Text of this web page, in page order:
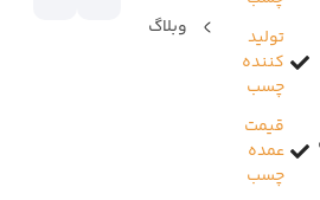
تولید
کننده
چسب
قیمت
عمده
چسب
وبلاگ